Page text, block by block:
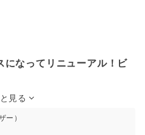
になってリニューアル！ビ
見る
ー）